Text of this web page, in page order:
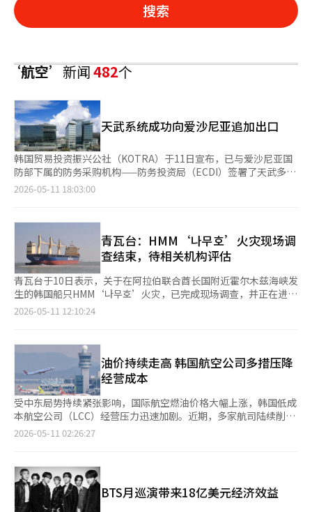
搜索
‘航空’新闻482个
天武系统成功向爱沙尼亚追加出口
韩国贸易投资振兴公社（KOTRA）于11日宣布，已与爱沙尼亚国
防部下属的防务采购机构——防务投资局（ECDI）签署了天武多管
火箭系统的追加供应政府间交易（G2G）出口合同。 根据此次合
韩国型先发制人打击体系“杀手链”的主要资产，具备80公里射程
下最大12发的精确打击能力。与之相似的美国海马斯系统在70公
里射程下最多可发射6发。 早在去年12月，KOTRA就与爱沙尼亚
签署了为期10年的天武系统长期供应框架合同，为中长期的可持续
出口奠定了基础，合同规模约为3亿欧元（约5000亿韩元），包括
6套天武发射架和3种导弹的首次政府间出口合同。 此次追加订单
是在首次合同签署后仅5个月内取得的后续成果。 自2020年起，爱
沙尼亚成功引进并运用韩国制造的K9自走炮，尤其在北欧严酷的
价。 KOTRA社长强京成表示：“短期内达成追加合同，得益于爱
沙尼亚政府对我们武器系统卓越性能及韩国防务技术的深厚信
任。”他还表示：“我们将加强‘团队韩国’的合作，集中力量扩
大K-防务的出口。”※ 本报道经人工智能（AI）系统翻译与编
辑。
2026-05-11 18:03:00
青瓦台：HMM‘나무호’火灾现场调
查结束，待相关机构评估
青瓦台于10日表示，关于在阿拉伯联合酋长国附近霍尔木兹海峡发
生的韩国船只HMM‘나무호’火灾，已完成现场调查，并正在进行
相关机构的评估与审核。 青瓦台相关人士在当天下午的媒体公告
初步的现场调查结果，目前正在进行相关机构之间的审核与评
估，‘나무호’火灾的原因将在相关机构的审核与评估后作出回
应。” 青瓦台一直保持谨慎态度，强调必须调查清楚确切的爆炸
原因，才能确认是否遭到攻击等情况。 由海洋水产部下属的海洋
安全审判院的三名调查员和消防厅的四名鉴定专家组成的政府调查
组，自8日起在迪拜港对‘나무호’的火灾原因进行调查。 调查组
不仅调查了‘나무호’的黑匣子——航行记录存储装置（VDR）和
闭路电视（CCTV）视频，还进行了船员证言的听取和现场勘查等
2026-05-11 12:10:24
油价持续走高 韩国航空公司多措压降
经营成本
受中东局势持续紧张影响，国际航空燃油价格大幅上涨，韩国低成
本航空公司（LCC）经营压力迅速加剧。近期，多家航司陆续削减
国际航线运力，并启动无薪休假等紧缩措施。业内预计，在高油
低成本航空公司已累计削减约900班国际航线航班（按往返计
算）。由于部分航司6月运力计划尚未最终确定，后续减班规模仍
可能进一步扩大，行业整体运力收缩趋势正在加速。 其中，济州
航空在5月至6月期间削减约187班国际航班，占国际航线运力约
2026-05-11 02:26:27
BTS月巡演带来18亿美元经济效益